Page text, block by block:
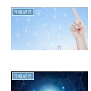
学級経営
学級経営